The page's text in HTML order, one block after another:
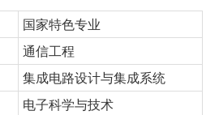
国家特色专业
通信工程
集成电路设计与集成系统
电子科学与技术